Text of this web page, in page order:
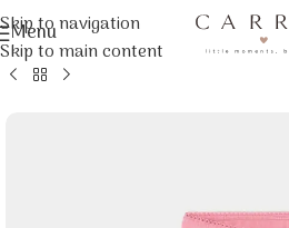
Skip to navigation
Skip to main content
Menu
Αρχική σελίδα/Ρούχα Παιδικά